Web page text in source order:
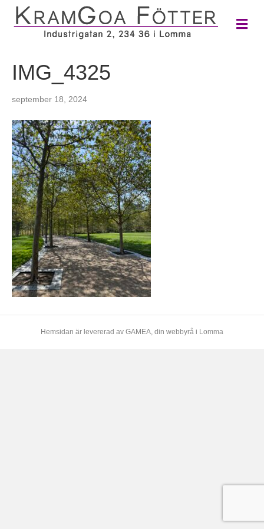
M
e
IMG_4325
september 18, 2024
Hemsidan är levererad av GAMEA, din webbyrå i Lomma